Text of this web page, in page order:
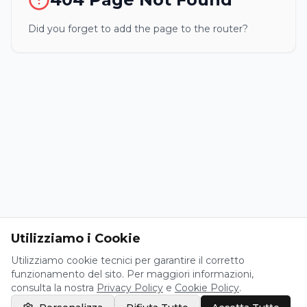
Did you forget to add the page to the router?
Utilizziamo i Cookie
Utilizziamo cookie tecnici per garantire il corretto
funzionamento del sito. Per maggiori informazioni,
consulta la nostra Privacy Policy e Cookie Policy.